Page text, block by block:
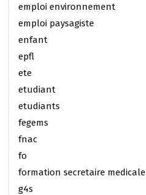
emploi environnement
emploi paysagiste
enfant
epfl
ete
etudiant
etudiants
fegems
fnac
fo
formation secretaire medicale
g4s